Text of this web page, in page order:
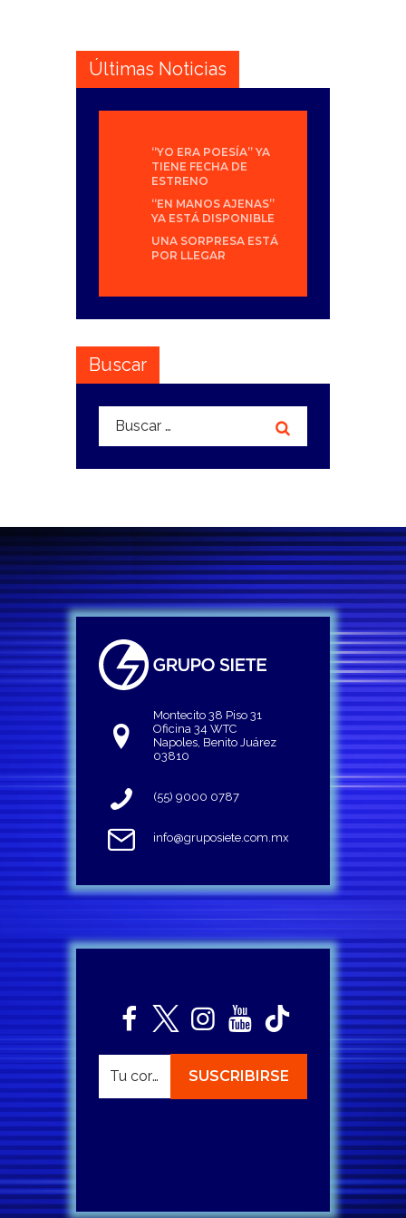
Últimas Noticias
“YO ERA POESÍA” YA
TIENE FECHA DE
ESTRENO
“EN MANOS AJENAS”
YA ESTÁ DISPONIBLE
UNA SORPRESA ESTÁ
POR LLEGAR
Buscar
Buscar:
Montecito 38 Piso 31
Oficina 34 WTC
Napoles, Benito Juárez
03810
(55) 9000 0787
info@gruposiete.com.mx